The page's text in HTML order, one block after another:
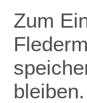
Zum